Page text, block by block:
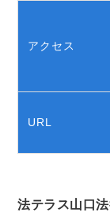
アクセス
URL
法テラス山口